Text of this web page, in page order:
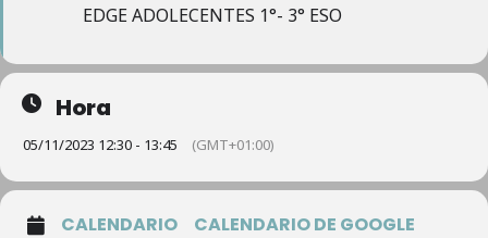
EDGE ADOLECENTES 1°- 3° ESO
Hora
05/11/2023 12:30 - 13:45 (GMT+01:00)
CALENDARIO CALENDARIO DE GOOGLE